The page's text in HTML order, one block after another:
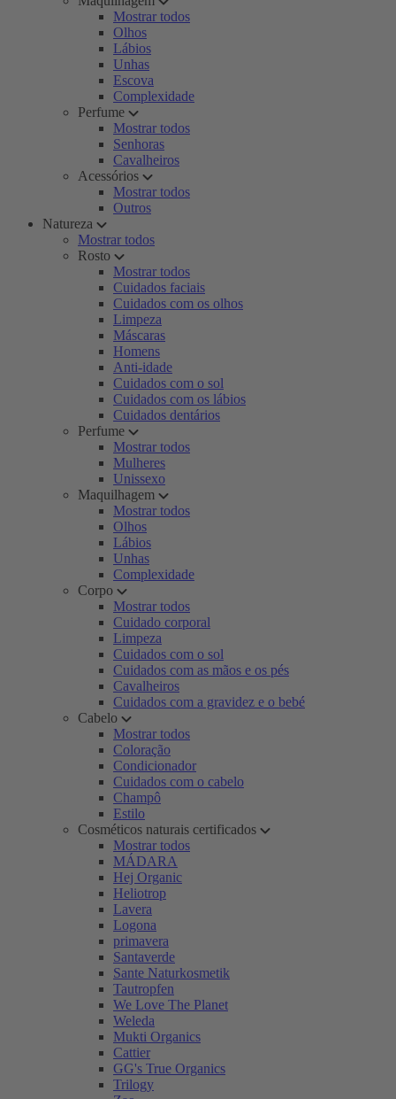
Mostrar todos
Olhos
Lábios
Unhas
Escova
Complexidade
Perfume
Mostrar todos
Senhoras
Cavalheiros
Acessórios
Mostrar todos
Outros
Natureza
Mostrar todos
Rosto
Mostrar todos
Cuidados faciais
Cuidados com os olhos
Limpeza
Máscaras
Homens
Anti-idade
Cuidados com o sol
Cuidados com os lábios
Cuidados dentários
Perfume
Mostrar todos
Mulheres
Unissexo
Maquilhagem
Mostrar todos
Olhos
Lábios
Unhas
Complexidade
Corpo
Mostrar todos
Cuidado corporal
Limpeza
Cuidados com o sol
Cuidados com as mãos e os pés
Cavalheiros
Cuidados com a gravidez e o bebé
Cabelo
Mostrar todos
Coloração
Condicionador
Cuidados com o cabelo
Champô
Estilo
Cosméticos naturais certificados
Mostrar todos
MÁDARA
Hej Organic
Heliotrop
Lavera
Logona
primavera
Santaverde
Sante Naturkosmetik
Tautropfen
We Love The Planet
Weleda
Mukti Organics
Cattier
GG's True Organics
Trilogy